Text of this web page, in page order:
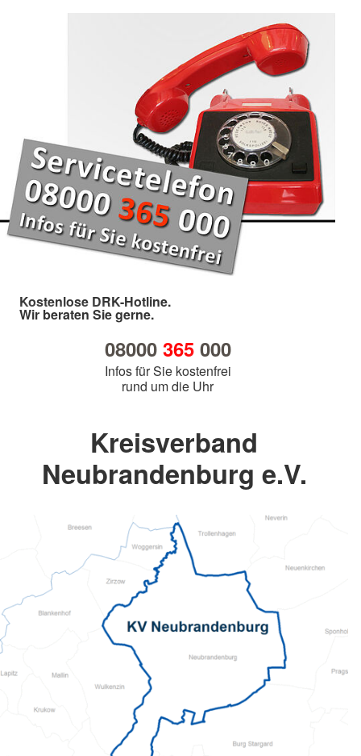
Kostenlose DRK-Hotline.
Wir beraten Sie gerne.
08000 365000
Infos für Sie kostenfrei
rund um die Uhr
Kreisverband
Neubrandenburg e.V.